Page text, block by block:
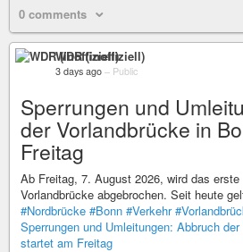
0 comments
WDR (inoffiziell)
3 days ago – Public
Sperrungen und
der Vorlandbrücke in
Freitag
Ab Freitag, 7. August 2026, wird das
Vorlandbrücke abgebrochen. Seit heute
#Nordbrücke #Bonn #Verkehr
Sperrungen und Umleitungen: Abbruch
startet am Freitag